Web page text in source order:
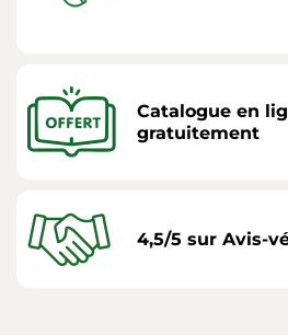
Catalogue en
gratuitement
4,5/5 sur Avis-